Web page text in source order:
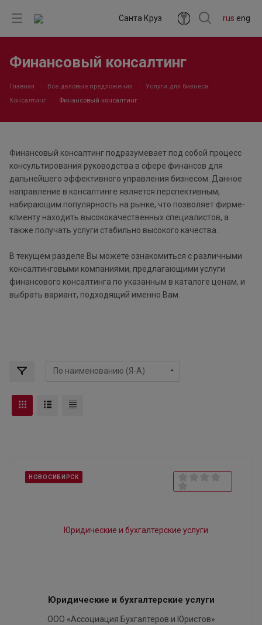
rus eng
Санта Круз
Финансовый консалтинг
Главная Все деловые предложения
Услуги для бизнеса
Консалтинг
Финансовый консалтинг
Финансовый консалтинг подразумевает под собой процесс
консультирования руководства в сфере финансов для
дальнейшего эффективного управления бизнесом. Данное
направление в консалтинге является перспективным,
набирающим популярность на рынке, что позволяет фирме-
клиенту находить высококачественных специалистов, а
также получать услуги стабильно высокого качества.
В текущем разделе Вы можете ознакомиться с различными
консалтинговыми компаниями, предлагающими услуги
финансового консалтинга по указанным в каталоге ценам, и
выбрать вариант, подходящий именно Вам.
НОВОСИБИРСК
Юридические и бухгалтерские услуги
ООО «Ассоциация Бухгалтеров и Юристов»